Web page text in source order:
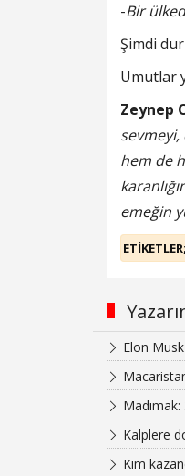
-Bir
Şimdi
Umutlar
Zeynep
sevmeyi,
hem de
emeğin
ETİKETLER;
Elon
Kalplere
Kim